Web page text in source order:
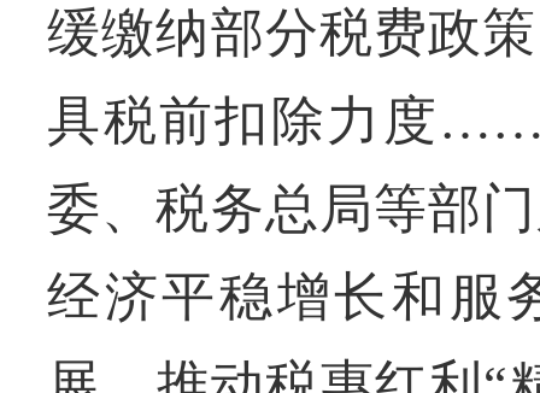
缓缴纳部分税费政
具税前扣除力度
委、税务总局等部
经济平稳增长和服